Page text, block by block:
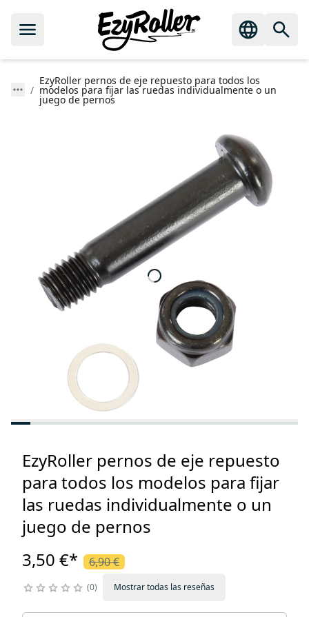
EzyRoller pernos de eje repuesto para todos los
modelos para fijar las ruedas individualmente o un
juego de pernos
EzyRoller pernos de eje repuesto
para todos los modelos para fijar
las ruedas individualmente o un
juego de pernos
3,50 €* 6,90 €
0 Mostrar todas las reseñas